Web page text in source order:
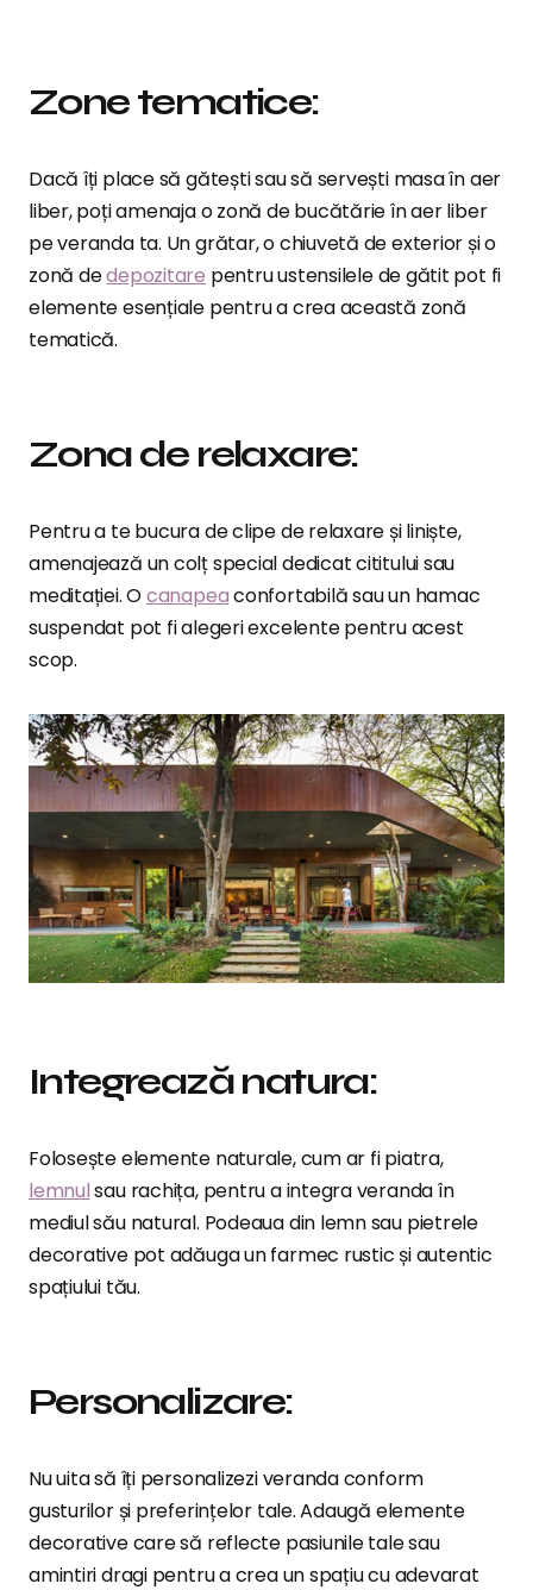
Zone tematice:
Dacă îți place să gătești sau să servești masa în aer
liber, poți amenaja o zonă de bucătărie în aer liber
pe veranda ta. Un grătar, o chiuvetă de exterior și o
zonă dedepozitare pentru ustensilele de gătit pot fi
elemente esențiale pentru a crea această zonă
tematică.
Zona de relaxare:
Pentru a te bucura de clipe de relaxare și liniște,
amenajează un colț special dedicat cititului sau
meditației. Ocanapeaconfortabilă sau un hamac
suspendat pot fi alegeri excelente pentru acest
scop.
Integrează natura:
Folosește elemente naturale, cum ar fi piatra,
lemnulsau rachița, pentru a integra veranda în
mediul său natural. Podeaua din lemn sau pietrele
decorative pot adăuga un farmec rustic și autentic
spațiului tău.
Personalizare:
Nu uita să îți personalizezi veranda conform
gusturilor și preferințelor tale. Adaugă elemente
decorative care să reflecte pasiunile tale sau
amintiri dragi pentru a crea un spațiu cu adevarat